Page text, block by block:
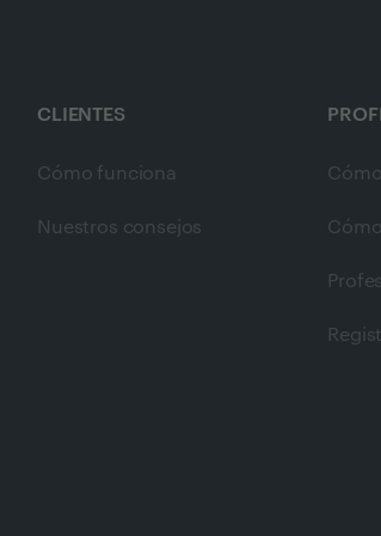
CLIENTES
Cómo funciona
Nuestros consejos